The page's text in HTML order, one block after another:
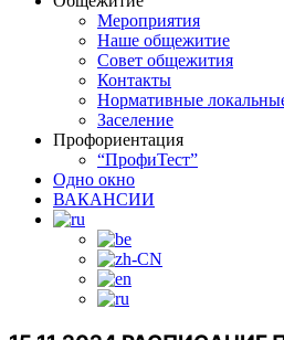
Мероприятия
Наше общежитие
Совет общежития
Контакты
Нормативные
Заселение
Профориентация
“ПрофиТест”
Одно окно
ВАКАНСИИ